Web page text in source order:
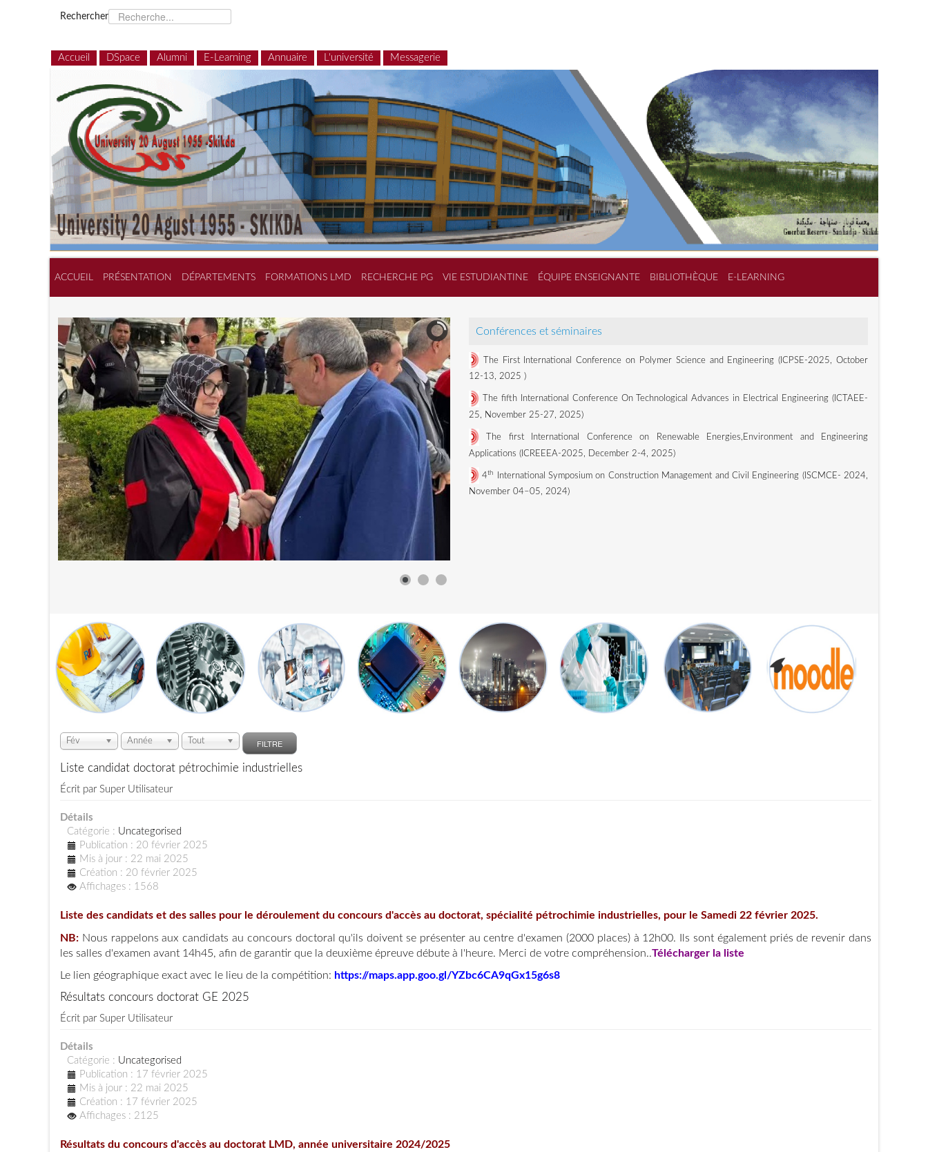
Rechercher
Accueil DSpace Alumni E-Learning Annuaire L'université Messagerie
ACCUEIL PRÉSENTATION DÉPARTEMENTS FORMATIONS LMD RECHERCHE PG VIE ESTUDIANTINE ÉQUIPE ENSEIGNANTE BIBLIOTHÈQUE E-LEARNING
Conférences et séminaires
The First International Conference on Polymer Science and Engineering (ICPSE-2025, October
12-13, 2025 )
The fifth International Conference On Technological Advances in Electrical Engineering (ICTAEE-
25, November 25-27, 2025)
The first International Conference on Renewable Energies,Environment and Engineering
Applications (ICREEEA-2025, December 2-4, 2025)
4th
International Symposium on Construction Management and Civil Engineering (ISCMCE- 2024,
November 04–05, 2024)
Fév Année Tout FILTRE
Liste candidat doctorat pétrochimie industrielles
Écrit par Super Utilisateur
Détails
Catégorie : Uncategorised
Publication : 20 février 2025
Mis à jour : 22 mai 2025
Création : 20 février 2025
Affichages : 1568
Liste des candidats et des salles pour le déroulement du concours d'accès au doctorat, spécialité pétrochimie industrielles, pour le Samedi 22 février 2025.
NB: Nous rappelons aux candidats au concours doctoral qu'ils doivent se présenter au centre d'examen (2000 places) à 12h00. Ils sont également priés de revenir dans
les salles d'examen avant 14h45, afin de garantir que la deuxième épreuve débute à l'heure. Merci de votre compréhension..Télécharger la liste
Le lien géographique exact avec le lieu de la compétition: https://maps.app.goo.gl/YZbc6CA9qGx15g6s8
Résultats concours doctorat GE 2025
Écrit par Super Utilisateur
Détails
Catégorie : Uncategorised
Publication : 17 février 2025
Mis à jour : 22 mai 2025
Création : 17 février 2025
Affichages : 2125
Résultats du concours d'accès au doctorat LMD, année universitaire 2024/2025